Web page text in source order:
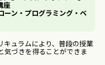
座
ーン・プログラミング・ベ
キュラムにより、普段の授業
気づきを得ることができま